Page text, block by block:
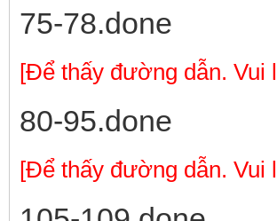
75-78.done
[Để thấy đường dẫn. Vui
80-95.done
[Để thấy đường dẫn. Vui